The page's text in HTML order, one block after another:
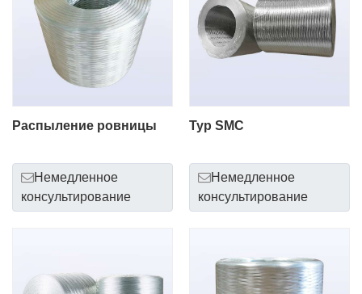
Распыление ровницы
Немедленное
консультирование
Тур SMC
Немедленное
консультирование